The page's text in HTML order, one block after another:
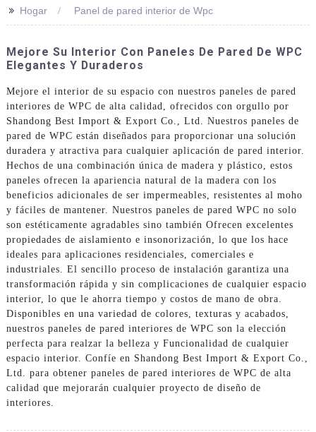
>> Hogar Panel de pared interior de Wpc
Mejore Su Interior Con Paneles De Pared De WPC
Elegantes Y Duraderos
Mejore el interior de su espacio con nuestros paneles de pared
interiores de WPC de alta calidad, ofrecidos con orgullo por
Shandong Best Import & Export Co., Ltd. Nuestros paneles de
pared de WPC están diseñados para proporcionar una solución
duradera y atractiva para cualquier aplicación de pared interior.
Hechos de una combinación única de madera y plástico, estos
paneles ofrecen la apariencia natural de la madera con los
beneficios adicionales de ser impermeables, resistentes al moho
y fáciles de mantener. Nuestros paneles de pared WPC no solo
son estéticamente agradables sino también Ofrecen excelentes
propiedades de aislamiento e insonorización, lo que los hace
ideales para aplicaciones residenciales, comerciales e
industriales. El sencillo proceso de instalación garantiza una
transformación rápida y sin complicaciones de cualquier espacio
interior, lo que le ahorra tiempo y costos de mano de obra.
Disponibles en una variedad de colores, texturas y acabados,
nuestros paneles de pared interiores de WPC son la elección
perfecta para realzar la belleza y Funcionalidad de cualquier
espacio interior. Confíe en Shandong Best Import & Export Co.,
Ltd. para obtener paneles de pared interiores de WPC de alta
calidad que mejorarán cualquier proyecto de diseño de
interiores.